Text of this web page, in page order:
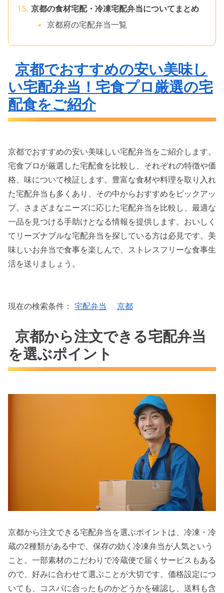
京都の食材宅配・冷凍宅配弁当についてまとめ
京都府の宅配弁当一覧
京都でおすすめの安い美味し
い宅配弁当！宅食プロ厳選の宅
配食をご紹介
京都でおすすめの安い美味しい宅配弁当をご紹介します。
宅食プロが厳選した宅配食を比較し、それぞれの特徴や価
格、味について検証します。豊富な食材や料理を取り入れ
た宅配弁当も多くあり、その中からおすすめをピックアッ
プ。さまざまなニーズに応じた宅配弁当を比較し、最適な
一品を見つける手助けとなる情報を提供します。おいしく
てリーズナブルな宅配弁当を探している方は必見です。美
味しいお弁当で食事を楽しんで、ストレスフリーな食事生
活を送りましょう。
現在の検索条件： 宅配弁当 京都
京都から注文できる宅配弁当
を選ぶポイント
京都から注文できる宅配弁当を選ぶポイントは、冷凍・冷
蔵の2種類がある中で、保存の効く冷凍弁当が人気という
こと。一部素材のこだわりで冷蔵便で届くサービスもある
ので、好みに合わせて選ぶことが大切です。価格設定につ
いても、コスパに合ったものかどうかを確認し、送料も含